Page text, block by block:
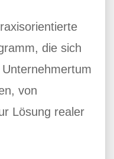
die sich
von
Lösung realer